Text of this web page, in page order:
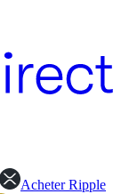
Acheter Ripple